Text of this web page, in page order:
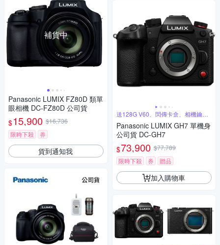
補貨中
Panasonic LUMIX FZ80D 類單
眼相機 DC-FZ80D 公司貨
$15,900 $16,736
限時下殺
券
貨到通知我
送128G V60、閃傳卡盒、相機鑰匙
圈
Panasonic LUMIX GH7 單機身
公司貨 DC-GH7
$73,900 $77,789
限時下殺
券 贈品
加入購物車